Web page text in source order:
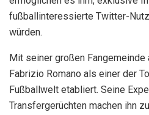
fußballinteressierte Twitter-
würden.
Mit seiner großen
Fabrizio Romano als einer der
Fußballwelt etabliert. Seine
Transfergerüchten machen ihn